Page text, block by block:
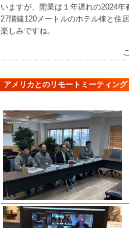
いますが、開業は１年遅れの2024年
27階建120メートルのホテル棟と住
楽しみですね。
アメリカとのリモートミーティング